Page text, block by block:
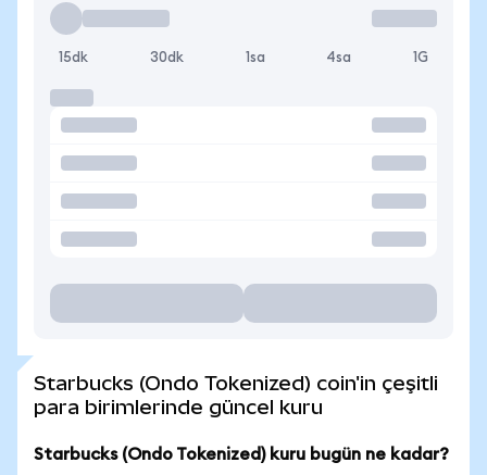
15dk 30dk 1sa 4sa 1G
Starbucks (Ondo Tokenized) coin'in çeşitli
para birimlerinde güncel kuru
Starbucks (Ondo Tokenized) kuru bugün ne kadar?